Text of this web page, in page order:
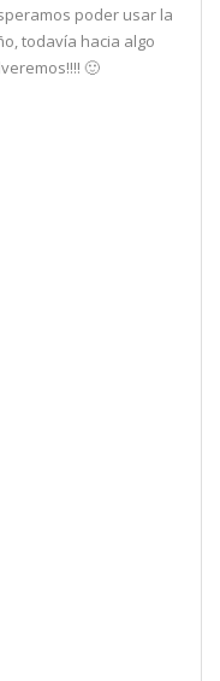
poder usar la
todavía hacia algo
🙂